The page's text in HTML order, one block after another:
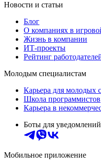
Новости и статьи
Блог
О компаниях в
Жизнь в компании
ИТ-проекты
Рейтинг
Молодым специалистам
Карьера для молодых
Школа программистов
Карьера в
Боты для уведомлений
Мобильное приложение